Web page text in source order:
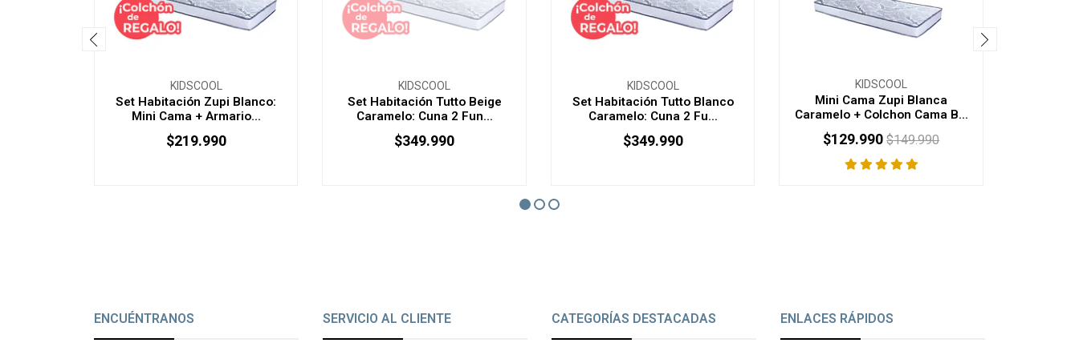
KIDSCOOL
Set Habitación Zupi Blanco:
Mini Cama + Armario...
$219.990
KIDSCOOL
Set Habitación Tutto Beige
Caramelo: Cuna 2 Fun...
AGOTADO
$349.990
KIDSCOOL
Set Habitación Tutto Blanco
Caramelo: Cuna 2 Fu...
$349.990
KIDSCOOL
Mini Cama Zupi Blanca
Caramelo + Colchon Cama B...
$129.990 $149.990
ENCUÉNTRANOS SERVICIO AL CLIENTE CATEGORÍAS DESTACADAS ENLACES RÁPIDOS